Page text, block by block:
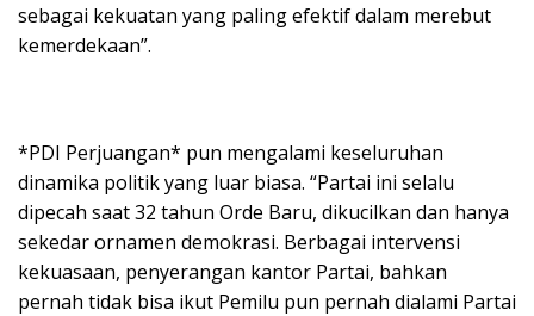
sebagai kekuatan yang paling efektif dalam merebut
kemerdekaan”.
*PDI Perjuangan* pun mengalami keseluruhan
dinamika politik yang luar biasa. “Partai ini selalu
dipecah saat 32 tahun Orde Baru, dikucilkan dan hanya
sekedar ornamen demokrasi. Berbagai intervensi
kekuasaan, penyerangan kantor Partai, bahkan
pernah tidak bisa ikut Pemilu pun pernah dialami Partai